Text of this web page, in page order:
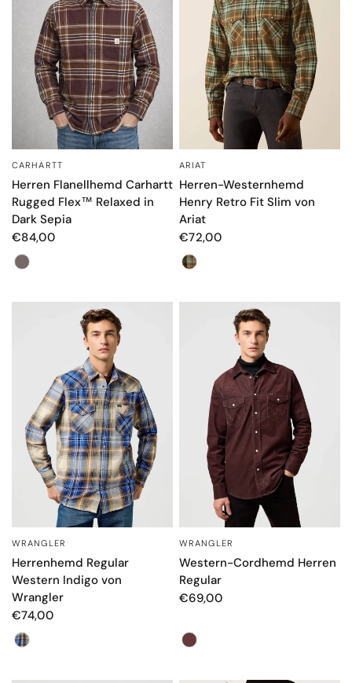
SCHNELLANSICHT
CARHARTT
Herren Flanellhemd Carhartt
Rugged Flex™ Relaxed in
Dark Sepia
€84,00
Farbe
ARIAT
Herren-Westernhemd
Henry Retro Fit Slim von
Ariat
€72,00
Farbe
SCHNELLANSICHT
WRANGLER
Herrenhemd Regular
Western Indigo von
Wrangler
€74,00
Colore
SCHNELLANSICHT
WRANGLER
Western-Cordhemd Herren
Regular
€69,00
Farbe